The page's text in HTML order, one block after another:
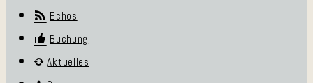
Echos
Buchung
Aktuelles